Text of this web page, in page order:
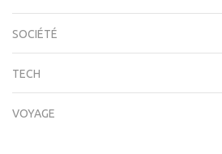
SOCIÉTÉ
TECH
VOYAGE